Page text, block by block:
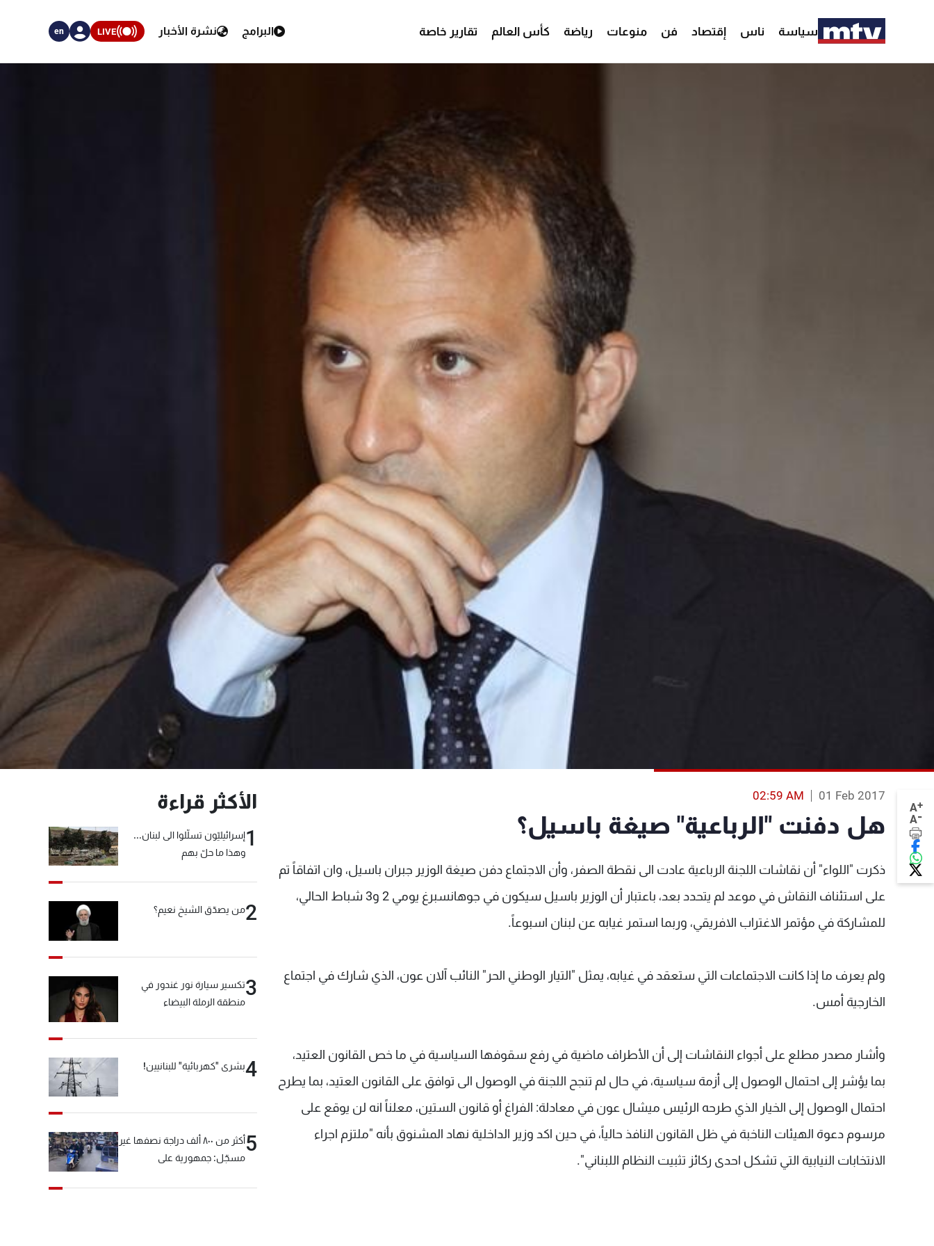
سياسة ناس إقتصاد فن منوعات رياضة كأس العالم تقارير خاصة البرامج نشرة الأخبار LIVE
en
A+
A-
01 Feb 2017
02:59 AM
هل دفنت "الرباعية" صيغة باسيل؟
ذكرت "اللواء" أن نقاشات اللجنة الرباعية عادت الى نقطة الصفر، وأن الاجتماع دفن صيغة الوزير جبران باسيل، وان اتفاقاً تم
على استئناف النقاش في موعد لم يتحدد بعد، باعتبار أن الوزير باسيل سيكون في جوهانسبرغ يومي 2 و3 شباط الحالي،
للمشاركة في مؤتمر الاغتراب الافريقي، وربما استمر غيابه عن لبنان اسبوعاً.
ولم يعرف ما إذا كانت الاجتماعات التي ستعقد في غيابه، يمثل "التيار الوطني الحر" النائب آلان عون، الذي شارك في اجتماع
الخارجية أمس.
وأشار مصدر مطلع على أجواء النقاشات إلى أن الأطراف ماضية في رفع سقوفها السياسية في ما خص القانون العتيد،
بما يؤشر إلى احتمال الوصول إلى أزمة سياسية، في حال لم تنجح اللجنة في الوصول الى توافق على القانون العتيد، بما يطرح
احتمال الوصول إلى الخيار الذي طرحه الرئيس ميشال عون في معادلة: الفراغ أو قانون الستين، معلناً انه لن يوقع على
مرسوم دعوة الهيئات الناخبة في ظل القانون النافذ حالياً، في حين اكد وزير الداخلية نهاد المشنوق بأنه "ملتزم اجراء
الانتخابات النيابية التي تشكل احدى ركائز تثبيت النظام اللبناني".
الأكثر قراءة
1إسرائيليّون تسلّلوا الى لبنان...
وهذا ما حلّ بهم
2من يصدّق الشيخ نعيم؟
3تكسير سيارة نور غندور في
منطقة الرملة البيضاء
4بشرى "كهربائية" للبنانيين!
5
أكثر من ٨٠٠ ألف دراجة نصفها غير
مسجّل: جمهورية على